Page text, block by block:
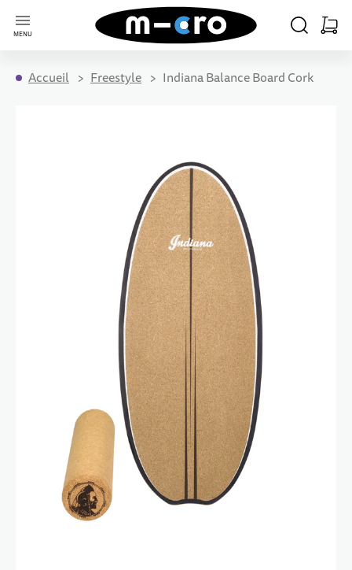
MENU
Aller à la page d'accueil
CHERCHER
Accueil Freestyle Indiana Balance Board Cork